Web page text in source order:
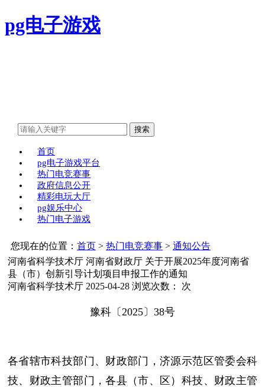
pg电子游戏
首页
pg电子游戏平台
热门电竞赛事
政府信息公开
精彩电玩大厅
pg娱乐中心
热门电子游戏
您现在的位置： 首页 > 热门电竞赛事 > 通知公告
河南省科学技术厅 河南省财政厅 关于开展2025年度河南省
县（市）创新引导计划项目申报工作的通知
河南省科学技术厅 2025-04-28 浏览次数： 次
豫科〔2025〕38号
各省辖市科技部门、财政部门，济源示范区管委会科
技、财政主管部门，各县（市、区）科技、财政主管